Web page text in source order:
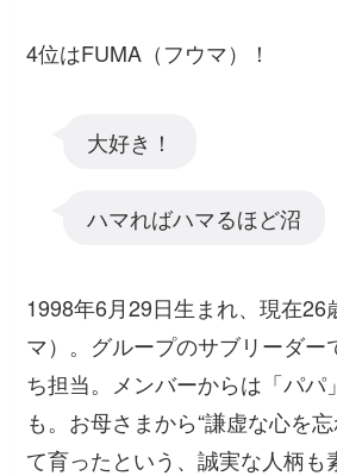
4位はFUMA（フウマ）！
大好き！
ハマればハマるほど沼
1998年6月29日生まれ、現在26
マ）。グループのサブリーダー
ち担当。メンバーからは「パパ
も。お母さまから“謙虚な心を
て育ったという、誠実な人柄も